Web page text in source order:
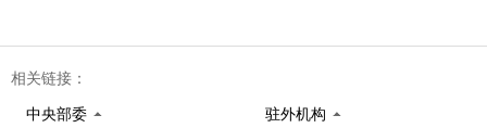
相关链接：
中央部委 驻外机构